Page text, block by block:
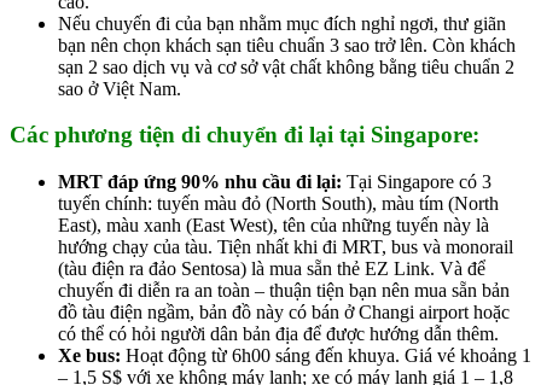
Nếu chuyến đi của bạn nhằm mục đích nghỉ ngơi, thư giãn
bạn nên chọn khách sạn tiêu chuẩn 3 sao trở lên. Còn khách
sạn 2 sao dịch vụ và cơ sở vật chất không bằng tiêu chuẩn 2
sao ở Việt Nam.
Các phương tiện di chuyển đi lại tại Singapore:
MRT đáp ứng 90% nhu cầu đi lại: Tại Singapore có 3
tuyến chính: tuyến màu đỏ (North South), màu tím (North
East), màu xanh (East West), tên của những tuyến này là
hướng chạy của tàu. Tiện nhất khi đi MRT, bus và monorail
(tàu điện ra đảo Sentosa) là mua sẵn thẻ EZ Link. Và để
chuyến đi diễn ra an toàn – thuận tiện bạn nên mua sẵn bản
đồ tàu điện ngầm, bản đồ này có bán ở Changi airport hoặc
có thể có hỏi người dân bản địa để được hướng dẫn thêm.
Xe bus: Hoạt động từ 6h00 sáng đến khuya. Giá vé khoảng 1
– 1,5 S$ với xe không máy lạnh; xe có máy lạnh giá 1 – 1,8